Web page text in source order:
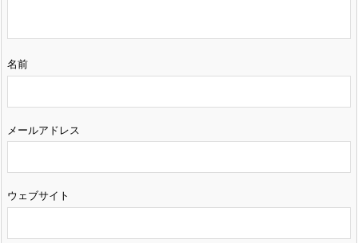
名前
メールアドレス
ウェブサイト